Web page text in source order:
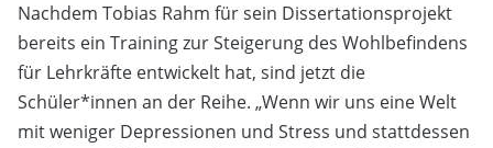
Nachdem Tobias Rahm für sein Dissertationsprojekt
bereits ein Training zur Steigerung des Wohlbefindens
für Lehrkräfte entwickelt hat, sind jetzt die
Schüler*innen an der Reihe. „Wenn wir uns eine Welt
mit weniger Depressionen und Stress und stattdessen